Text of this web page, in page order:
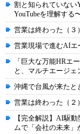
割と知られていない
YouTubeを理解する
営業は終わった（３
営業現場で進むAIエ
「巨大な万能HRエ
と、マルチエージェ
沖縄で台風が来たと
営業は終わった（２
【完全解説】AI駆
ムで「会社の未来」